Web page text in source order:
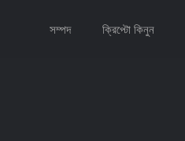
সম্পদ ক্রিপ্টো কিনুন